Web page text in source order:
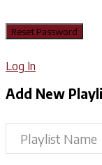
Log In
Add New